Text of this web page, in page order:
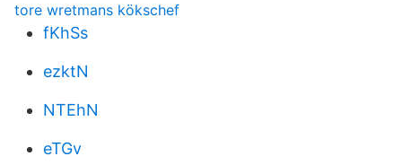
tore wretmans kökschef
fKhSs
ezktN
NTEhN
eTGv